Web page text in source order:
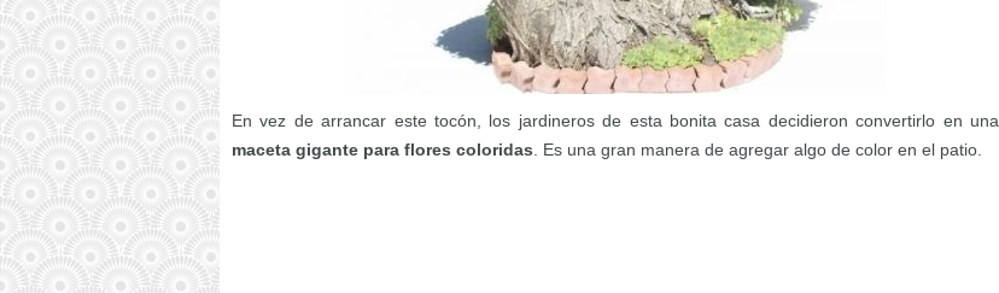
En vez de arrancar este tocón, los jardineros de esta bonita casa decidieron convertirlo en una
maceta gigante para flores coloridas . Es una gran manera de agregar algo de color en el patio.